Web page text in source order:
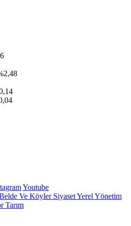
Youtube
Ve KöylerSiyasetYerel Yönetim
Tarım